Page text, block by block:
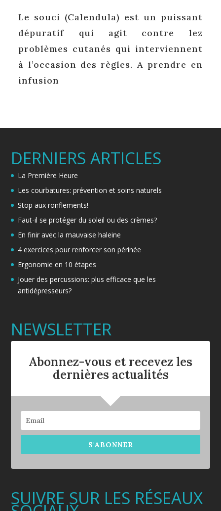
Le souci (Calendula) est un puissant
dépuratif qui agit contre lez
problèmes cutanés qui interviennent
à l’occasion des règles. A prendre en
infusion
DERNIERS ARTICLES
La Première Heure
Les courbatures: prévention et soins naturels
Stop aux ronflements!
Faut-il se protéger du soleil ou des crèmes?
En finir avec la mauvaise haleine
4 exercices pour renforcer son périnée
Ergonomie en 10 étapes
Jouer des percussions: plus efficace que les
antidépresseurs?
NEWSLETTER
Abonnez-vous et recevez les
dernières actualités
S'ABONNER
SUIVRE SUR LES RÉSEAUX